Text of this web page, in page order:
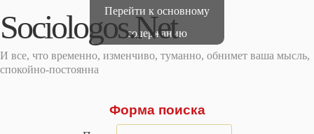
Перейти к основному
содержанию
Sociologos.Net
И все, что временно, изменчиво, туманно, обнимет ваша мысль,
спокойно-постоянна
Форма поиска